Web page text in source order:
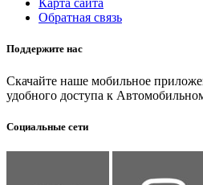
Карта сайта
Обратная связь
Поддержите нас
Скачайте наше мобильное
удобного доступа к
Социальные сети